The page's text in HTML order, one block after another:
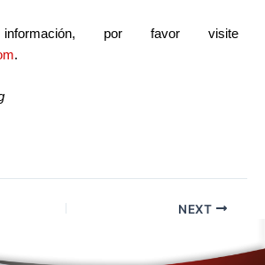
por favor visite
.
NEXT